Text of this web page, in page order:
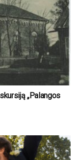
„Palangos